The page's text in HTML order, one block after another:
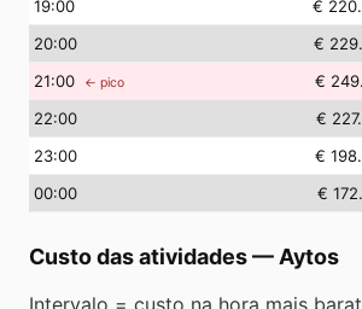
19:00 €
20:00 €
21:00 ← pico €
22:00 €
23:00 €
00:00 €
Custo das atividades— Aytos
Intervalo = custo na hora mais